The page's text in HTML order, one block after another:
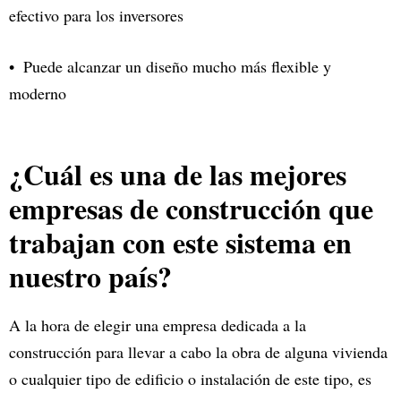
efectivo para los inversores
Puede alcanzar un diseño mucho más flexible y
moderno
¿Cuál es una de las mejores
empresas de construcción que
trabajan con este sistema en
nuestro país?
A la hora de elegir una empresa dedicada a la
construcción para llevar a cabo la obra de alguna vivienda
o cualquier tipo de edificio o instalación de este tipo, es